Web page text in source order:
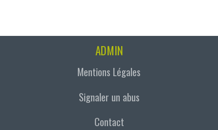
ADMIN
Mentions Légales
Signaler un abus
Contact